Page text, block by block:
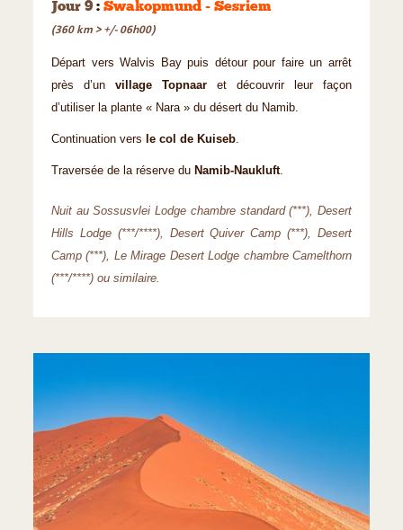
Jour 9: Swakopmund - Sesriem
(360 km > +/- 06h00)
Départ vers Walvis Bay puis détour pour faire un arrêt
près d’un village Topnaar et découvrir leur façon
d’utiliser la plante « Nara » du désert du Namib.
Continuation vers le col de Kuiseb.
Traversée de la réserve du Namib-Naukluft.
Nuit au Sossusvlei Lodge chambre standard (***), Desert
Hills Lodge (***/****), Desert Quiver Camp (***), Desert
Camp (***), Le Mirage Desert Lodge chambre Camelthorn
(***/****) ou similaire.